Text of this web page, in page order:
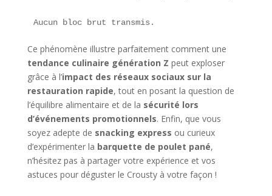
Aucun bloc brut transmis.
Ce phénomène illustre parfaitement comment une
tendance culinaire génération Z peut exploser
grâce à l’impact des réseaux sociaux sur la
restauration rapide, tout en posant la question de
l’équilibre alimentaire et de la sécurité lors
d’événements promotionnels. Enfin, que vous
soyez adepte de snacking express ou curieux
d’expérimenter la barquette de poulet pané,
n’hésitez pas à partager votre expérience et vos
astuces pour déguster le Crousty à votre façon !